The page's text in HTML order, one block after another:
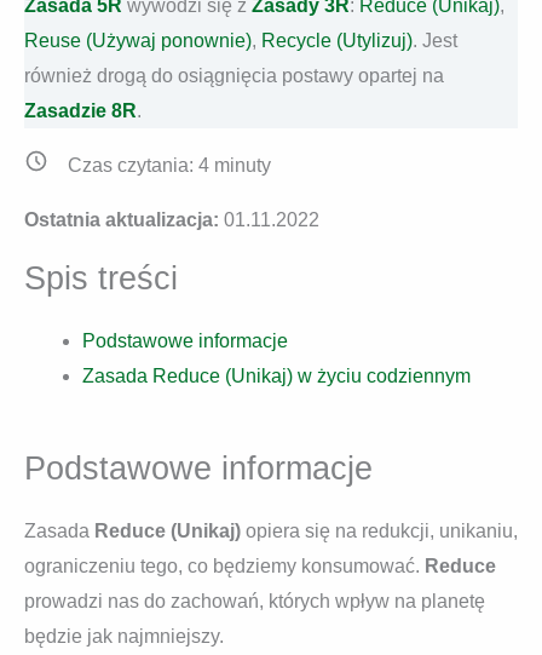
Zasada 5R wywodzi się z Zasady 3R: Reduce (Unikaj),
Reuse (Używaj ponownie), Recycle (Utylizuj). Jest
również drogą do osiągnięcia postawy opartej na
Zasadzie 8R.
Czas czytania: 4 minuty
Ostatnia aktualizacja: 01.11.2022
Spis treści
Podstawowe informacje
Zasada Reduce (Unikaj) w życiu codziennym
Podstawowe informacje
Zasada Reduce (Unikaj) opiera się na redukcji, unikaniu,
ograniczeniu tego, co będziemy konsumować. Reduce
prowadzi nas do zachowań, których wpływ na planetę
będzie jak najmniejszy.